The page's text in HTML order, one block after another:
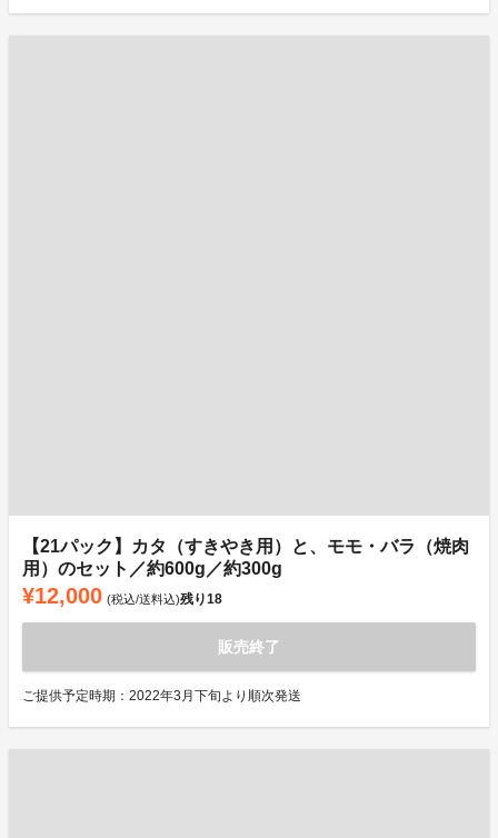
【21パック】カタ（すきやき用）と、モモ・バラ（焼肉
用）のセット／約600g／約300g
¥12,000 (税込/送料込)残り18
販売終了
ご提供予定時期：2022年3月下旬より順次発送